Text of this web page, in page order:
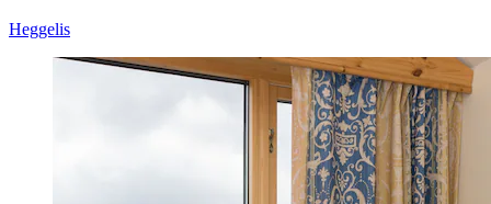
Heggelis